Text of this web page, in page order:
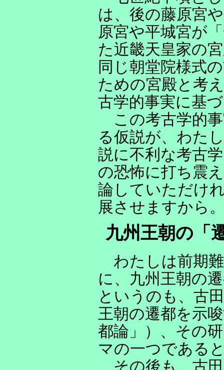
は、後の藤原宮
原宮や平城宮が
た近畿天皇家の
同じ朝堂院様式
ための宮殿と考
古学的事実に基
この考古学的
る仮説が、わた
説に不利な考古
の恐怖に打ち震
論していただけ
展させますから
九州王朝の「
わたしは前期
に、九州王朝の
というのも、古
王朝の遷都を示
都論」）、その
マの一つである
その後も、古